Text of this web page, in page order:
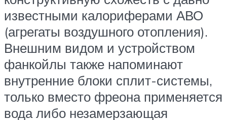
известными калориферами АВО
(агрегаты воздушного отопления).
Внешним видом и устройством
фанкойлы также напоминают
внутренние блоки сплит-системы,
только вместо фреона применяется
вода либо незамерзающая